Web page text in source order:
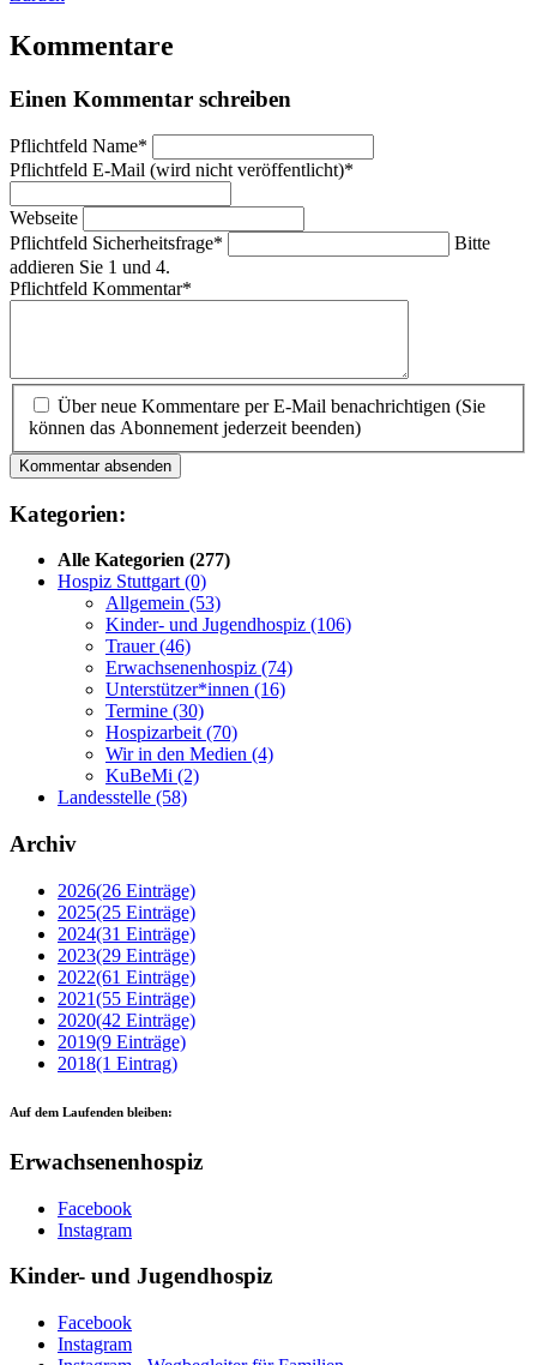
Kommentare
Einen Kommentar schreiben
Pflichtfeld Name*
Pflichtfeld E-Mail (wird nicht veröffentlicht)*
Webseite
Pflichtfeld Sicherheitsfrage*
Bitte
addieren Sie 1 und 4.
Pflichtfeld Kommentar*
Über neue Kommentare per E-Mail benachrichtigen (Sie
können das Abonnement jederzeit beenden)
Kommentar absenden
Kategorien:
Alle Kategorien (277)
Hospiz Stuttgart (0)
Allgemein (53)
Kinder- und Jugendhospiz (106)
Trauer (46)
Erwachsenenhospiz (74)
Unterstützer*innen (16)
Termine (30)
Hospizarbeit (70)
Wir in den Medien (4)
KuBeMi (2)
Landesstelle (58)
Archiv
2026(26 Einträge)
2025(25 Einträge)
2024(31 Einträge)
2023(29 Einträge)
2022(61 Einträge)
2021(55 Einträge)
2020(42 Einträge)
2019(9 Einträge)
2018(1 Eintrag)
Auf dem Laufenden bleiben:
Erwachsenenhospiz
Facebook
Instagram
Kinder- und Jugendhospiz
Facebook
Instagram